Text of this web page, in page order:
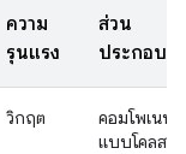
ความ
รุนแรง
ส่วน
ประกอบ
วิกฤต
คอมโพเนนต์
แบบโคลส